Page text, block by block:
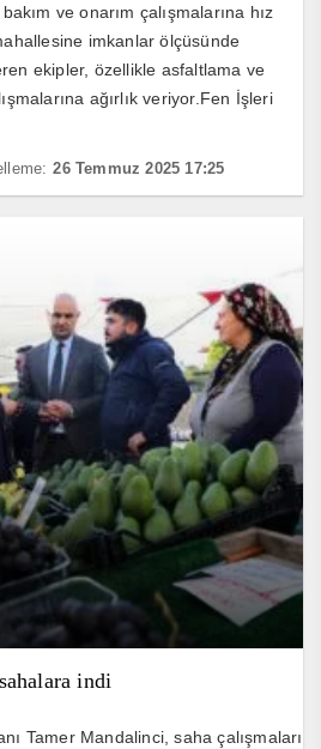
ve onarım çalışmalarına hız
imkanlar ölçüsünde
ekipler, özellikle asfaltlama ve
ağırlık veriyor.Fen İşleri
26 Temmuz 2025 17:25
indi
Tamer Mandalinci, saha çalışmaları